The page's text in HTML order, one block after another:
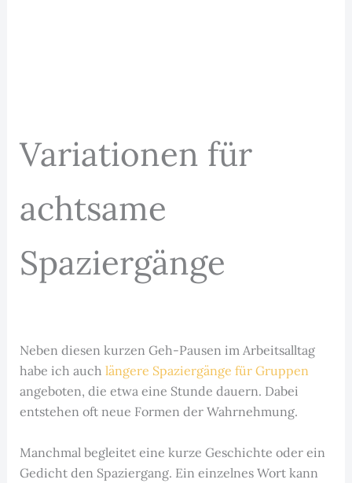
Variationen für
achtsame
Spaziergänge
Neben diesen kurzen Geh-Pausen im Arbeitsalltag
habe ich auch längere Spaziergänge für Gruppen
angeboten, die etwa eine Stunde dauern. Dabei
entstehen oft neue Formen der Wahrnehmung.
Manchmal begleitet eine kurze Geschichte oder ein
Gedicht den Spaziergang. Ein einzelnes Wort kann